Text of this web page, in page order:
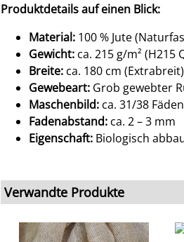
Produktdetails auf einen Blick:
Material: 100 % Jute
Gewicht: ca. 215 g/m² (H215
Breite: ca. 180 cm (Extrabreit)
Gewebeart: Grob gewebter
Maschenbild: ca. 31/38
Fadenabstand: ca. 2 – 3 mm
Eigenschaft: Biologisch
Verwandte Produkte